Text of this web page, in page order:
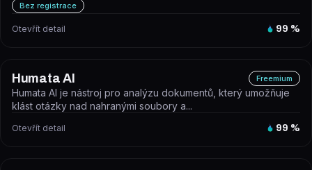
Bez registrace
Otevřít detail 99 %
Humata AI Freemium
Humata AI je nástroj pro analýzu dokumentů, který umožňuje
klást otázky nad nahranými soubory a...
Otevřít detail 99 %